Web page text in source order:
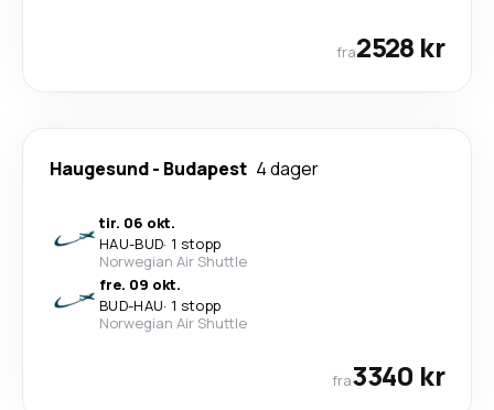
fra2528 kr
Haugesund- Budapest 4 dager
tir. 06 okt.
HAU-BUD· 1 stopp
Norwegian Air Shuttle
fre. 09 okt.
BUD-HAU· 1 stopp
Norwegian Air Shuttle
fra3340 kr